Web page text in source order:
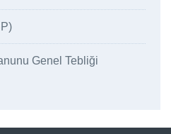
Genel Tebliği